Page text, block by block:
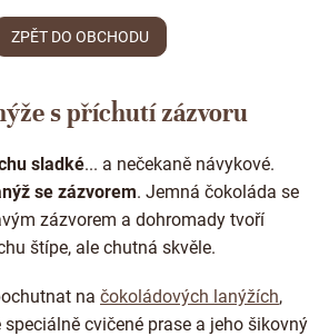
spolupráce
zpracování
ZPĚT DO OBCHODU
s příchutí zázvoru
sladké... a nečekaně návykové.
se zázvorem. Jemná čokoláda se
zázvorem a dohromady tvoří
štípe, ale chutná skvěle.
na čokoládových lanýžích,
cvičené prase a jeho šikovný